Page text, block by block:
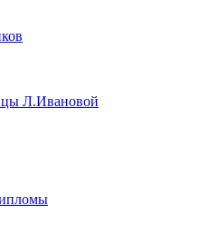
Л.Ивановой